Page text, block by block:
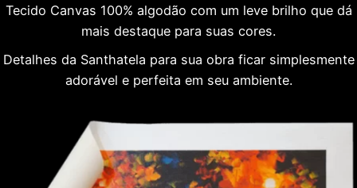
Tecido Canvas 100% algodão com um leve brilho que dá
mais destaque para suas cores.
Detalhes da Santhatela para sua obra ficar simplesmente
adorável e perfeita em seu ambiente.